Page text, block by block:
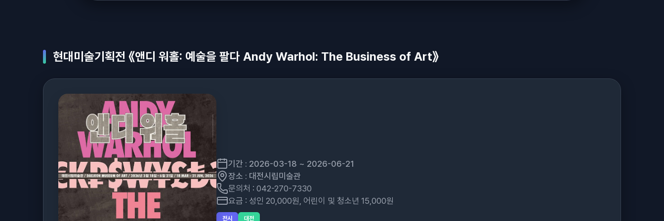
현대미술기획전 《앤디 워홀: 예술을 팔다 Andy Warhol: The Business of Art》
기간 : 2026-03-18 ~ 2026-06-21
장소 : 대전시립미술관
문의처 : 042-270-7330
요금 : 성인 20,000원, 어린이 및 청소년 15,000원
전시 대전